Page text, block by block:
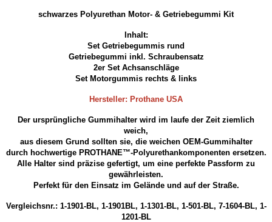
schwarzes Polyurethan Motor- & Getriebegummi Kit
Inhalt:
Set Getriebegummis rund
Getriebegummi inkl. Schraubensatz
2er Set Achsanschläge
Set Motorgummis rechts & links
Hersteller: Prothane USA
Der ursprüngliche Gummihalter wird im laufe der Zeit ziemlich
weich,
aus diesem Grund sollten sie, die weichen OEM-Gummihalter
durch hochwertige PROTHANE™-Polyurethankomponenten ersetzen.
Alle Halter sind präzise gefertigt, um eine perfekte Passform zu
gewährleisten.
Perfekt für den Einsatz im Gelände und auf der Straße.
Vergleichsnr.: 1-1901-BL, 1-1901BL, 1-1301-BL, 1-501-BL, 7-1604-BL, 1-
1201-BL